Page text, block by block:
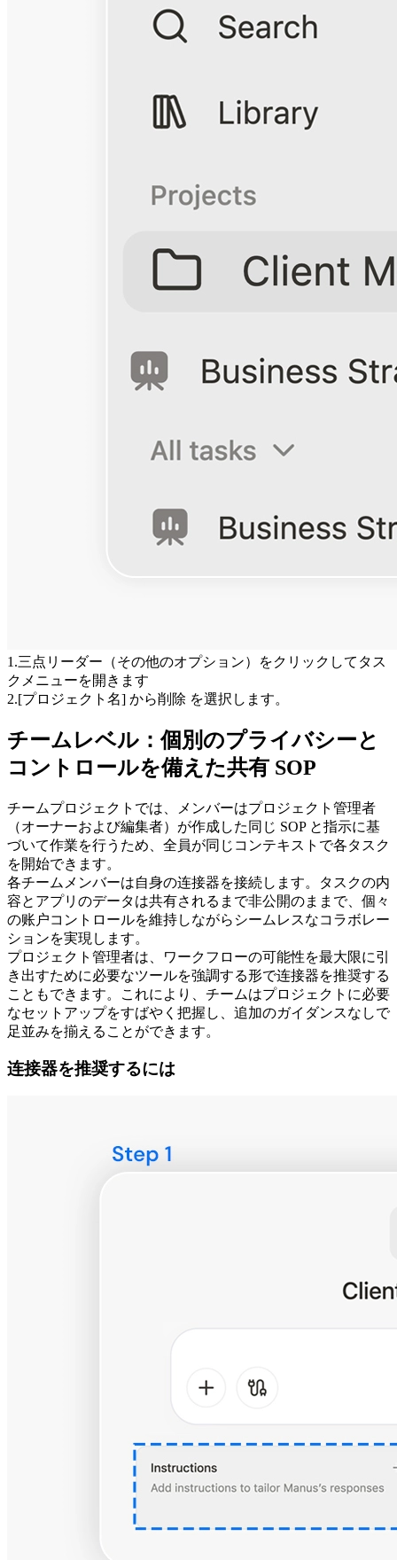
1 .三点リーダー（その他のオプション）をクリックしてタス
クメニューを開きます
2.[プロジェクト名] から削除 を選択します。
チームレベル：個別のプライバシーと
コントロールを備えた共有 SOP
チームプロジェクトでは、メンバーはプロジェクト管理者
（オーナーおよび編集者）が作成した同じ SOP と指示に基
づいて作業を行うため、全員が同じコンテキストで各タスク
を開始できます。
各チームメンバーは自身の连接器を接続します。タスクの内
容とアプリのデータは共有されるまで非公開のままで、個々
の账户コントロールを維持しながらシームレスなコラボレー
ションを実現します。
プロジェクト管理者は、ワークフローの可能性を最大限に引
き出すために必要なツールを強調する形で连接器を推奨する
こともできます。これにより、チームはプロジェクトに必要
なセットアップをすばやく把握し、追加のガイダンスなしで
足並みを揃えることができます。
连接器を推奨するには